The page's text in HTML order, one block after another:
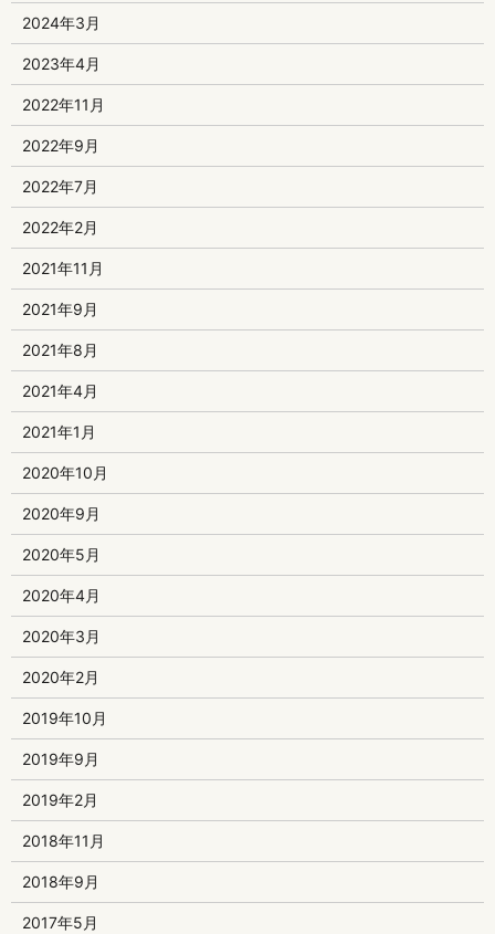
2024年3月
2023年4月
2022年11月
2022年9月
2022年7月
2022年2月
2021年11月
2021年9月
2021年8月
2021年4月
2021年1月
2020年10月
2020年9月
2020年5月
2020年4月
2020年3月
2020年2月
2019年10月
2019年9月
2019年2月
2018年11月
2018年9月
2017年5月